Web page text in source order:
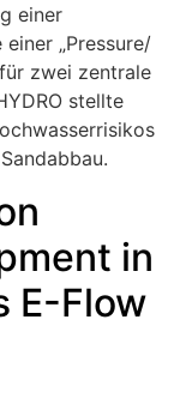
einer
„Pressure/
zwei zentrale
stellte
in
E-Flow